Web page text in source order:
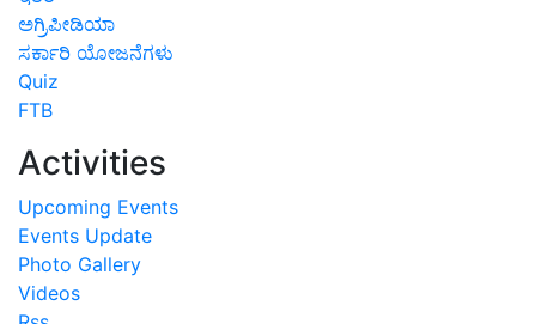
ಅಗ್ರಿಪೀಡಿಯಾ
ಸರ್ಕಾರಿ ಯೋಜನೆಗಳು
Quiz
FTB
Activities
Upcoming Events
Events Update
Photo Gallery
Videos